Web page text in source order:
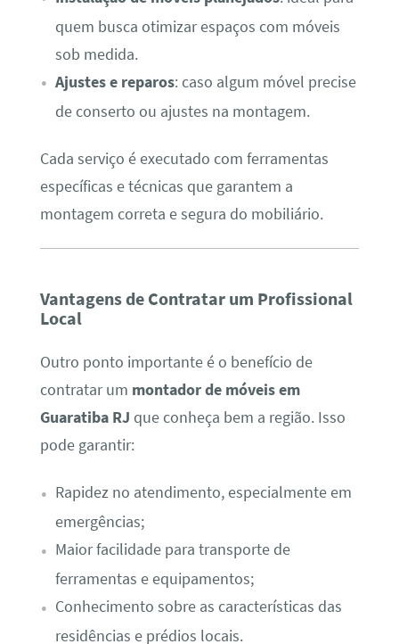
quem busca otimizar espaços com móveis
sob medida.
Ajustes e reparos: caso algum móvel precise
de conserto ou ajustes na montagem.
Cada serviço é executado com ferramentas
específicas e técnicas que garantem a
montagem correta e segura do mobiliário.
Vantagens de Contratar um Profissional
Local
Outro ponto importante é o benefício de
contratar um montador de móveis em
Guaratiba RJ que conheça bem a região. Isso
pode garantir:
Rapidez no atendimento, especialmente em
emergências;
Maior facilidade para transporte de
ferramentas e equipamentos;
Conhecimento sobre as características das
residências e prédios locais.